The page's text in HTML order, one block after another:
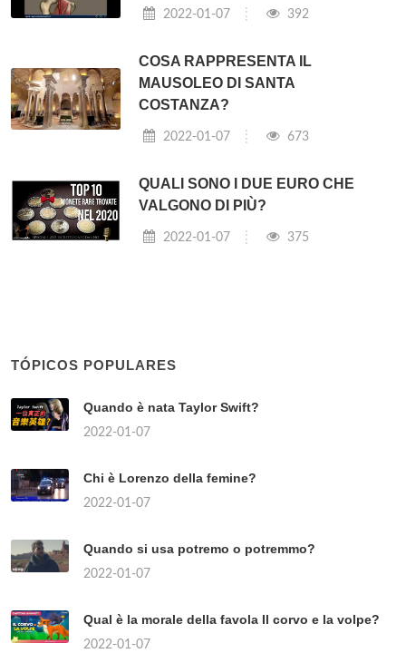
2022-01-07 392
COSA RAPPRESENTA IL
MAUSOLEO DI SANTA
COSTANZA?
2022-01-07 673
QUALI SONO I DUE EURO CHE
VALGONO DI PIÙ?
2022-01-07 375
TÓPICOS POPULARES
Quando è nata Taylor Swift?
2022-01-07
Chi è Lorenzo della femine?
2022-01-07
Quando si usa potremo o potremmo?
2022-01-07
Qual è la morale della favola Il corvo e la volpe?
2022-01-07